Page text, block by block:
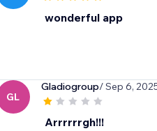
wonderful app
GL
Gladiogroup/ Sep 6,
Arrrrrrgh!!!